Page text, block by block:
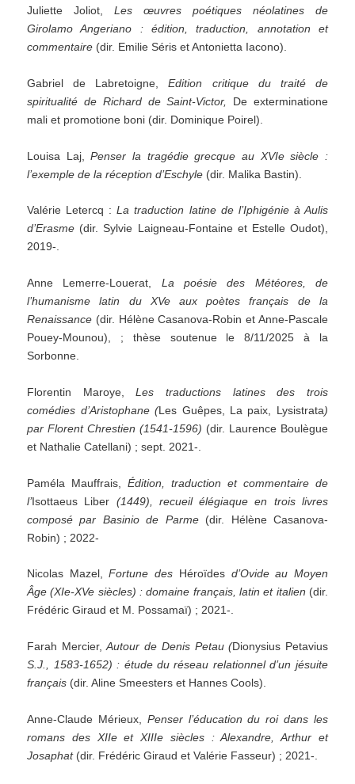
Juliette Joliot,Les œuvres poétiques néolatines de
Girolamo Angeriano : édition, traduction, annotation et
commentaire (dir. Emilie Séris et Antonietta Iacono).
Gabriel de Labretoigne,Edition critique du traité de
spiritualité de Richard de Saint-Victor,
De exterminatione
mali et promotione boni (dir. Dominique Poirel).
Louisa Laj,Penser la tragédie grecque au XVIe siècle :
l’exemple de la réception d’Eschyle (dir. Malika Bastin).
Valérie Letercq :La traduction latine de l’Iphigénie à Aulis
d’Erasme (dir. Sylvie Laigneau-Fontaine et Estelle Oudot),
2019-.
Anne Lemerre-Louerat, La poésie des Météores, de
l’humanisme latin du XVe aux poètes français de la
Renaissance (dir. Hélène Casanova-Robin et Anne-Pascale
Pouey-Mounou), ; thèse soutenue le 8/11/2025 à la
Sorbonne.
Florentin Maroye,Les traductions latines des trois
comédies d’Aristophane (Les Guêpes, La paix, Lysistrata)
par Florent Chrestien (1541-1596) (dir. Laurence Boulègue
et Nathalie Catellani) ; sept. 2021-.
Paméla Mauffrais,Édition, traduction et commentaire de
l’Isottaeus Liber (1449), recueil élégiaque en trois livres
composé par Basinio de Parme(dir. Hélène Casanova-
Robin) ; 2022-
Nicolas Mazel, Fortune des Héroïdesd’Ovide au Moyen
Âge (XIe-XVe siècles) : domaine français, latin et italien (dir.
Frédéric Giraud et M. Possamaï) ; 2021-.
Farah Mercier,Autour de Denis Petau (Dionysius Petavius
S.J., 1583-1652) : étude du réseau relationnel d’un jésuite
français (dir. Aline Smeesters et Hannes Cools).
Anne-Claude Mérieux, Penser l’éducation du roi dans les
romans des XIIe et XIIIe siècles : Alexandre, Arthur et
Josaphat(dir. Frédéric Giraud et Valérie Fasseur) ; 2021-.